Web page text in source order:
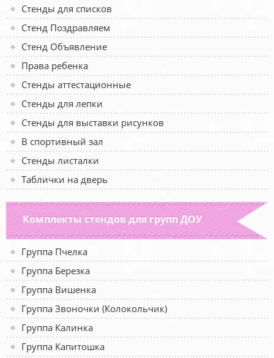
Стенды для списков
Стенд Поздравляем
Стенд Объявление
Права ребенка
Стенды аттестационные
Стенды для лепки
Стенды для выставки рисунков
В спортивный зал
Стенды листалки
Таблички на дверь
Комплекты стендов для групп ДОУ
Группа Пчелка
Группа Березка
Группа Вишенка
Группа Звоночки (Колокольчик)
Группа Калинка
Группа Капитошка